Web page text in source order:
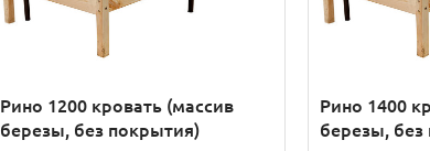
Рино 1200 кровать (массив
березы, без покрытия)
Рино 1400
березы, без